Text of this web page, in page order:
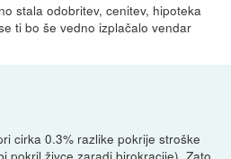
stala odobritev, cenitev, hipoteka
ti bo še vedno izplačalo vendar
cirka 0.3% razlike pokrije stroške